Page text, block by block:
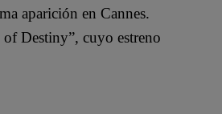
aparición en Cannes.
Destiny”, cuyo estreno